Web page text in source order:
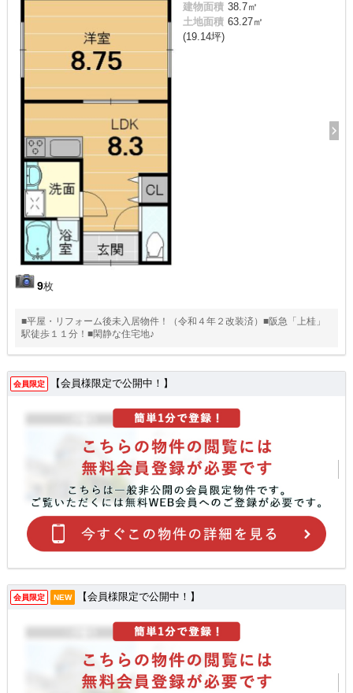
9枚
建物面積 38.7㎡
土地面積 63.27㎡
(19.14坪)
■平屋・リフォーム後未入居物件！（令和４年２改装済）■阪急「上桂」
駅徒歩１１分！■閑静な住宅地♪
会員限定 【会員様限定で公開中！】
会員限定 NEW 【会員様限定で公開中！】